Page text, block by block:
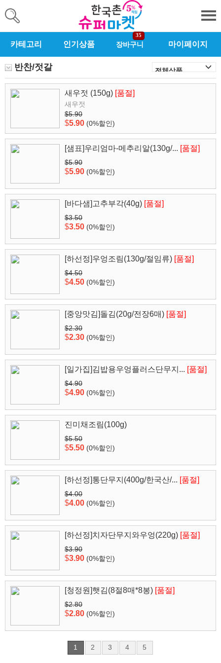
카테고리 인기상품 장바구니
35
마이페이지
반찬/젓갈
새우젓 (150g) [품절]
새우젓
$5.90
$5.90 (0%할인)
[샘표]우리엄마-메추리알(130g/... [품절]
$5.90
$5.90 (0%할인)
[바다샘]고추부각(40g) [품절]
$3.50
$3.50 (0%할인)
[하선정]우엉조림(130g/절임류) [품절]
$4.50
$4.50 (0%할인)
[중앙맛김]돌김(20g/전장6매) [품절]
$2.30
$2.30 (0%할인)
[일가집]김밥용우엉플러스단무지... [품절]
$4.90
$4.90 (0%할인)
진미채조림(100g)
$5.50
$5.50 (0%할인)
[하선정]통단무지(400g/한국산/... [품절]
$4.00
$4.00 (0%할인)
[하선정]치자단무지와우엉(220g) [품절]
$3.90
$3.90 (0%할인)
[청정원]햇김(8절8매*8봉) [품절]
$2.80
$2.80 (0%할인)
1 2 3 4 5